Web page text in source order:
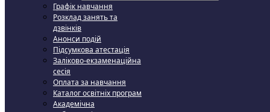
Графік навчання
Розклад занять та
дзвінків
Анонси подій
Підсумкова атестація
Заліково-екзаменаційна
сесія
Оплата за навчання
Каталог освітніх програм
Академічна